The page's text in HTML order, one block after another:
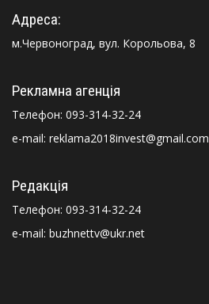
Адреса:
м.Червоноград, вул. Корольова, 8
Рекламна агенція
Телефон: 093-314-32-24
e-mail: reklama2018invest@gmail.com
Редакція
Телефон: 093-314-32-24
e-mail: buzhnettv@ukr.net